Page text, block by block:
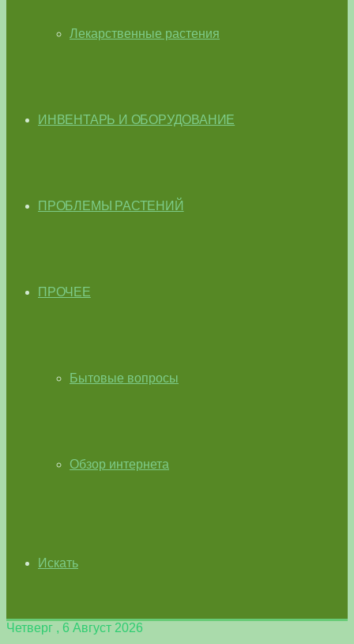
Лекарственные растения
ИНВЕНТАРЬ И ОБОРУДОВАНИЕ
ПРОБЛЕМЫ РАСТЕНИЙ
ПРОЧЕЕ
Бытовые вопросы
Обзор интернета
Искать
Четверг , 6 Август 2026